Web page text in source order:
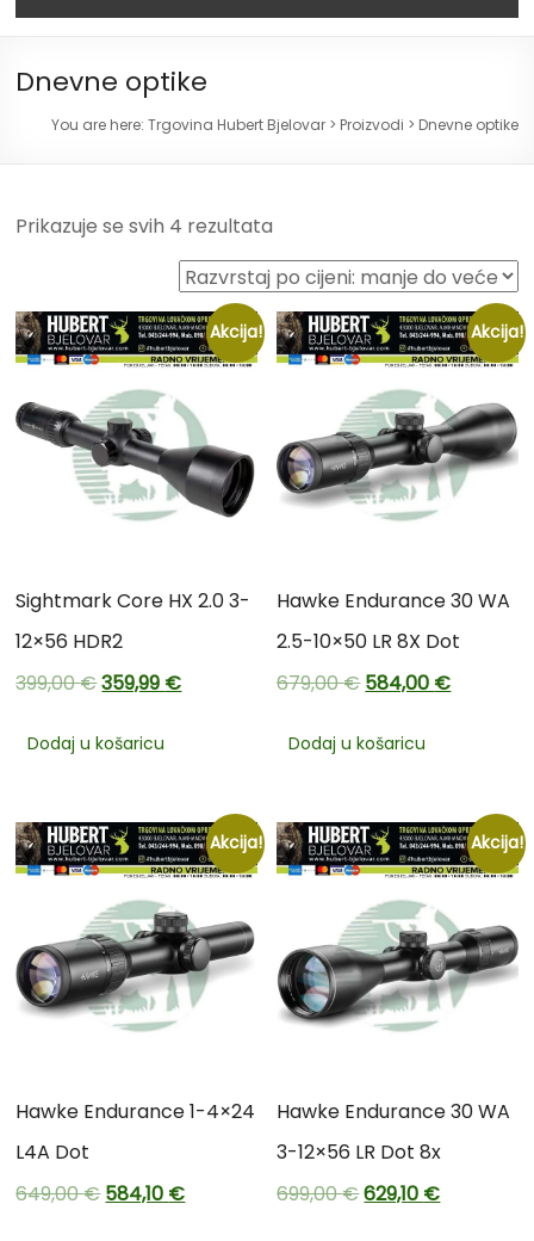
Dnevne optike
You are here: Trgovina Hubert Bjelovar> Proizvodi > Dnevne optike
Prikazuje se svih 4 rezultata
Akcija!
Sightmark Core HX 2.0 3-
12×56 HDR2
399,00€359,99 €
Dodaj u košaricu
Akcija!
Hawke Endurance 30 WA
2.5-10×50 LR 8X Dot
679,00€584,00 €
Dodaj u košaricu
Akcija!
Hawke Endurance 1-4×24
L4A Dot
649,00€584,10 €
Akcija!
Hawke Endurance 30 WA
3-12×56 LR Dot 8x
699,00€629,10 €